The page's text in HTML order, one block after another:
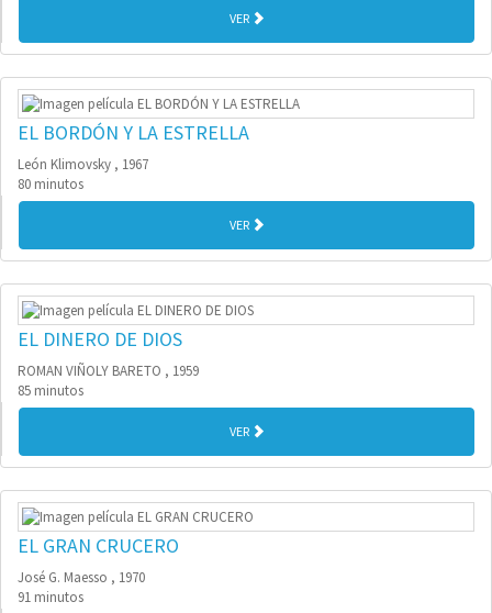
VER
EL BORDÓN Y LA ESTRELLA
León Klimovsky , 1967
80 minutos
VER
EL DINERO DE DIOS
ROMAN VIÑOLY BARETO , 1959
85 minutos
VER
EL GRAN CRUCERO
José G. Maesso , 1970
91 minutos